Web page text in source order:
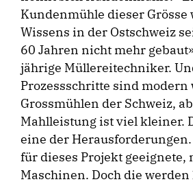
Kundenmühle dieser Grösse
Wissens in der Ostschweiz
60 Jahren nicht mehr
jährige Müllereitechniker.
Prozessschritte sind modern
Grossmühlen der Schweiz,
Mahlleistung ist viel kleiner.
eine der
für dieses Projekt geeignete,
Maschinen. Doch die